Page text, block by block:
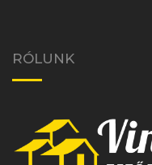
RÓLUNK